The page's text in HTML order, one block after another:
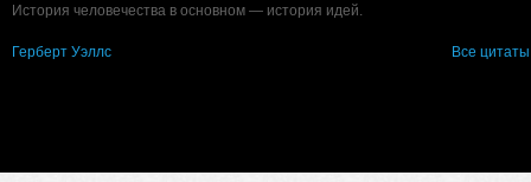
История человечества в основном — история идей.
Герберт Уэллс Все